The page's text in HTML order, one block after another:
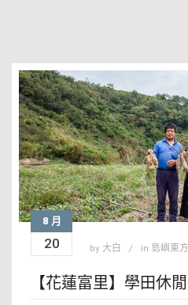
8 月
20 by 大白 in 島嶼東方
【花蓮富里】學田休